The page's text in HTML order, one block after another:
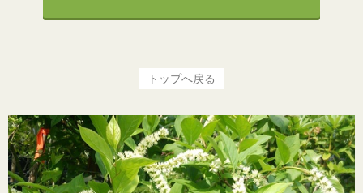
トップへ戻る